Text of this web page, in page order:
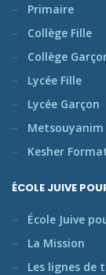
Primaire
Collège Fille
Collège
Lycée Fille
Lycée Garçon
Metsouyanim
Kesher
ÉCOLE JUIVE
École Juive
La Mission
Les lignes de